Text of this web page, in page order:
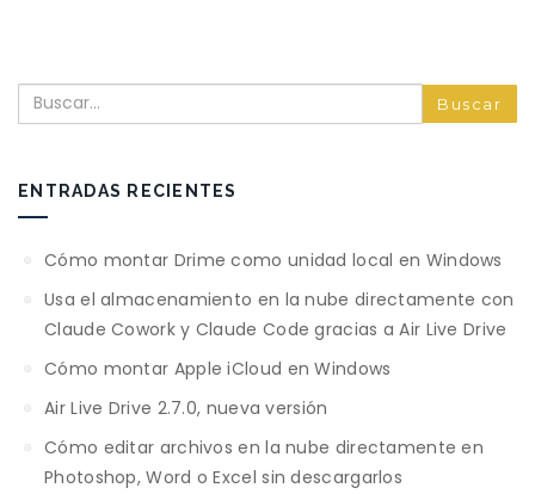
Buscar
ENTRADAS RECIENTES
Cómo montar Drime como unidad local en Windows
Usa el almacenamiento en la nube directamente con
Claude Cowork y Claude Code gracias a Air Live Drive
Cómo montar Apple iCloud en Windows
Air Live Drive 2.7.0, nueva versión
Cómo editar archivos en la nube directamente en
Photoshop, Word o Excel sin descargarlos